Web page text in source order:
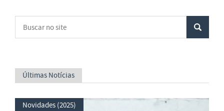
Últimas Notícias
Novidades (2025)